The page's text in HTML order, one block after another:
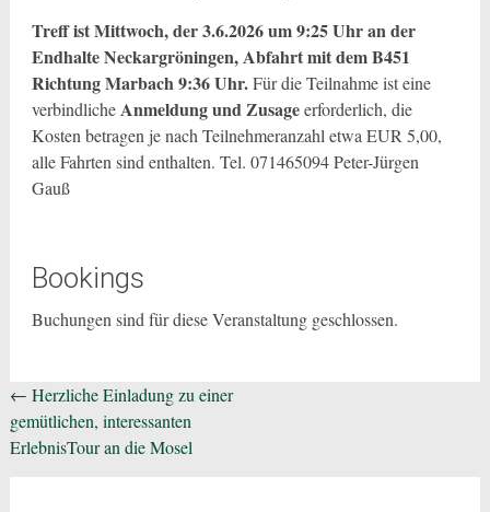
Treff ist Mittwoch, der 3.6.2026 um 9:25 Uhr an der
Endhalte Neckargröningen, Abfahrt mit dem B451
Richtung Marbach 9:36 Uhr.Für die Teilnahme ist eine
verbindlicheAnmeldung und Zusageerforderlich, die
Kosten betragen je nach Teilnehmeranzahl etwa EUR 5,00,
alle Fahrten sind enthalten. Tel. 071465094 Peter-Jürgen
Gauß
Bookings
Buchungen sind für diese Veranstaltung geschlossen.
Beitragsnavigation
← Herzliche Einladung zu einer
gemütlichen, interessanten
ErlebnisTour an die Mosel